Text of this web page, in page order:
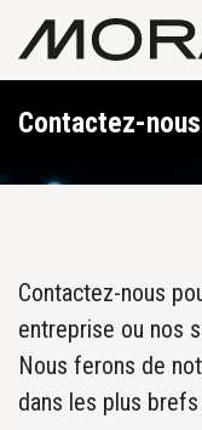
Contactez-nous
Contactez-nous
entreprise ou nos
Nous ferons de
dans les plus